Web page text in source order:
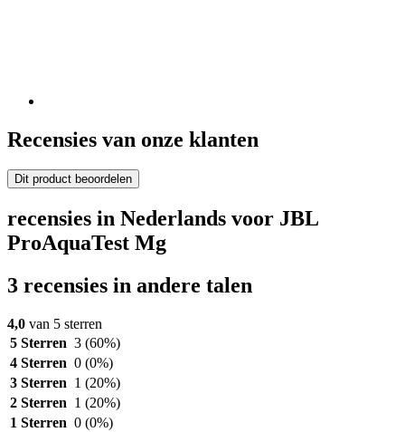
Recensies van onze klanten
Dit product beoordelen
recensies in Nederlands voor JBL
ProAquaTest Mg
3 recensies in andere talen
4,0 van 5 sterren
5 Sterren 3 (60%)
4 Sterren 0 (0%)
3 Sterren 1 (20%)
2 Sterren 1 (20%)
1 Sterren 0 (0%)